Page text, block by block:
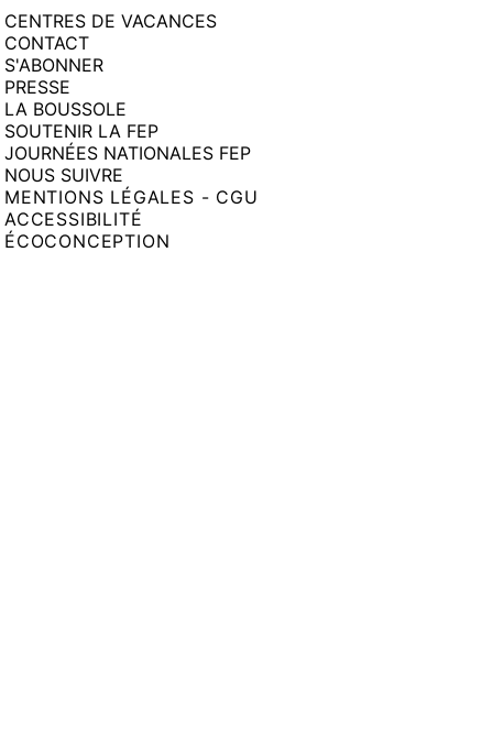
CENTRES DE VACANCES
CONTACT
S'ABONNER
PRESSE
LA BOUSSOLE
SOUTENIR LA FEP
JOURNÉES NATIONALES FEP
NOUS SUIVRE
MENTIONS LÉGALES - CGU
ACCESSIBILITÉ
ÉCOCONCEPTION